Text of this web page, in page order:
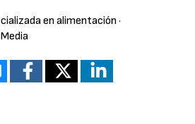
en alimentación ·